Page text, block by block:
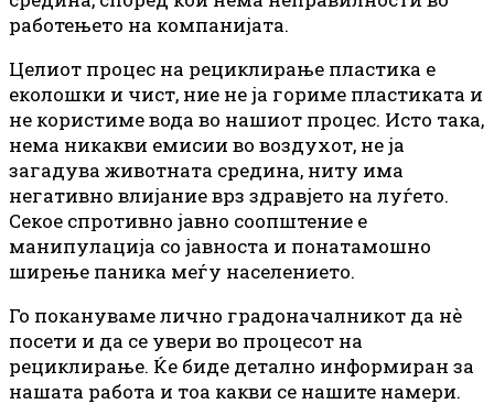
работењето на компанијата.
Целиот процес на рециклирање пластика е
еколошки и чист, ние не ја гориме пластиката и
не користиме вода во нашиот процес. Исто така,
нема никакви емисии во воздухот, не ја
загадува животната средина, ниту има
негативно влијание врз здравјето на луѓето.
Секое спротивно јавно соопштение е
манипулација со јавноста и понатамошно
ширење паника меѓу населението.
Го покануваме лично градоначалникот да нè
посети и да се увери во процесот на
рециклирање. Ќе биде детално информиран за
нашата работа и тоа какви се нашите намери.